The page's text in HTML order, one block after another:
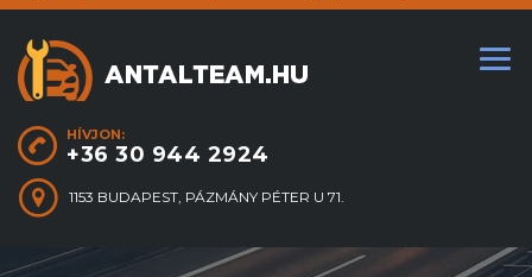
HÍVJON:
+36 30 944 2924
1153 BUDAPEST, PÁZMÁNY PÉTER U 71.